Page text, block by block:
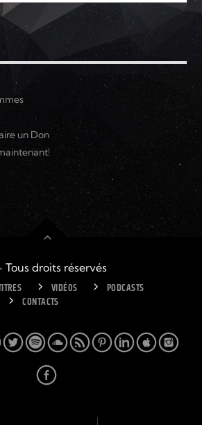
un Don
droits réservés
VIDÉOS
PODCASTS
CONTACTS